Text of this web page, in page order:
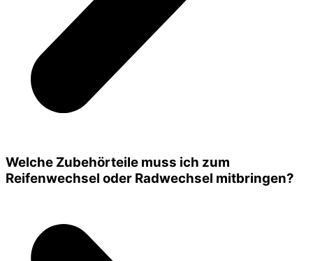
Welche Zubehörteile muss ich zum
Reifenwechsel oder Radwechsel mitbringen?